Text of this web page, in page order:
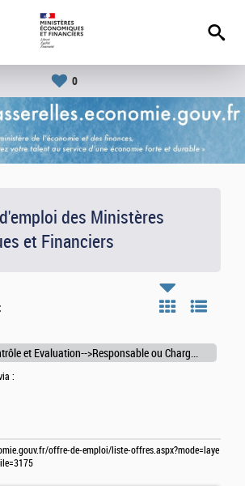
0
des Ministères
et Financiers
Organisation, Contrôle et Evaluation-->Responsable ou Chargée / Chargé de la maîtrise des risques
:
offre-de-emploi/liste-offres.aspx?mode=laye